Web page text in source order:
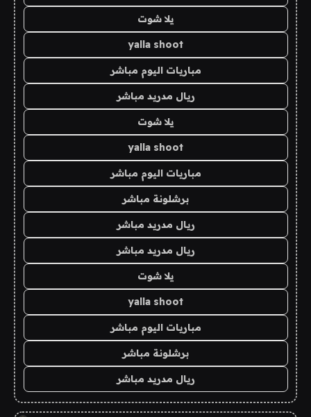
يلا شوت
yalla shoot
مباريات اليوم مباشر
ريال مدريد مباشر
يلا شوت
yalla shoot
مباريات اليوم مباشر
برشلونة مباشر
ريال مدريد مباشر
ريال مدريد مباشر
يلا شوت
yalla shoot
مباريات اليوم مباشر
برشلونة مباشر
ريال مدريد مباشر